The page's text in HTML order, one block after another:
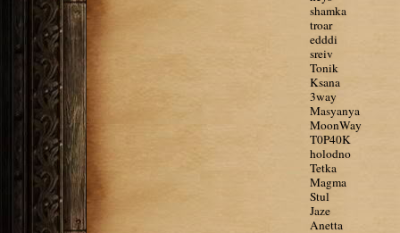
shamka
troar
edddi
sreiv
Tonik
Ksana
3way
Masyanya
MoonWay
T0P40K
holodno
Tetka
Magma
Stul
Jaze
Anetta